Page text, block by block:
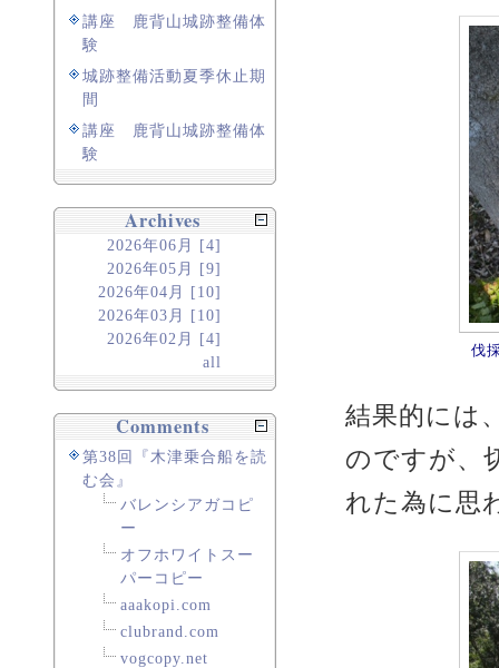
伐
結果的には
のですが、
れた為に思
講座 鹿背山城跡整備体
験
城跡整備活動夏季休止期
間
講座 鹿背山城跡整備体
験
Archives
2026年06月 [4]
2026年05月 [9]
2026年04月 [10]
2026年03月 [10]
2026年02月 [4]
all
Comments
第38回『木津乗合船を読
む会』
バレンシアガコピ
ー
オフホワイトスー
パーコピー
aaakopi.com
clubrand.com
vogcopy.net